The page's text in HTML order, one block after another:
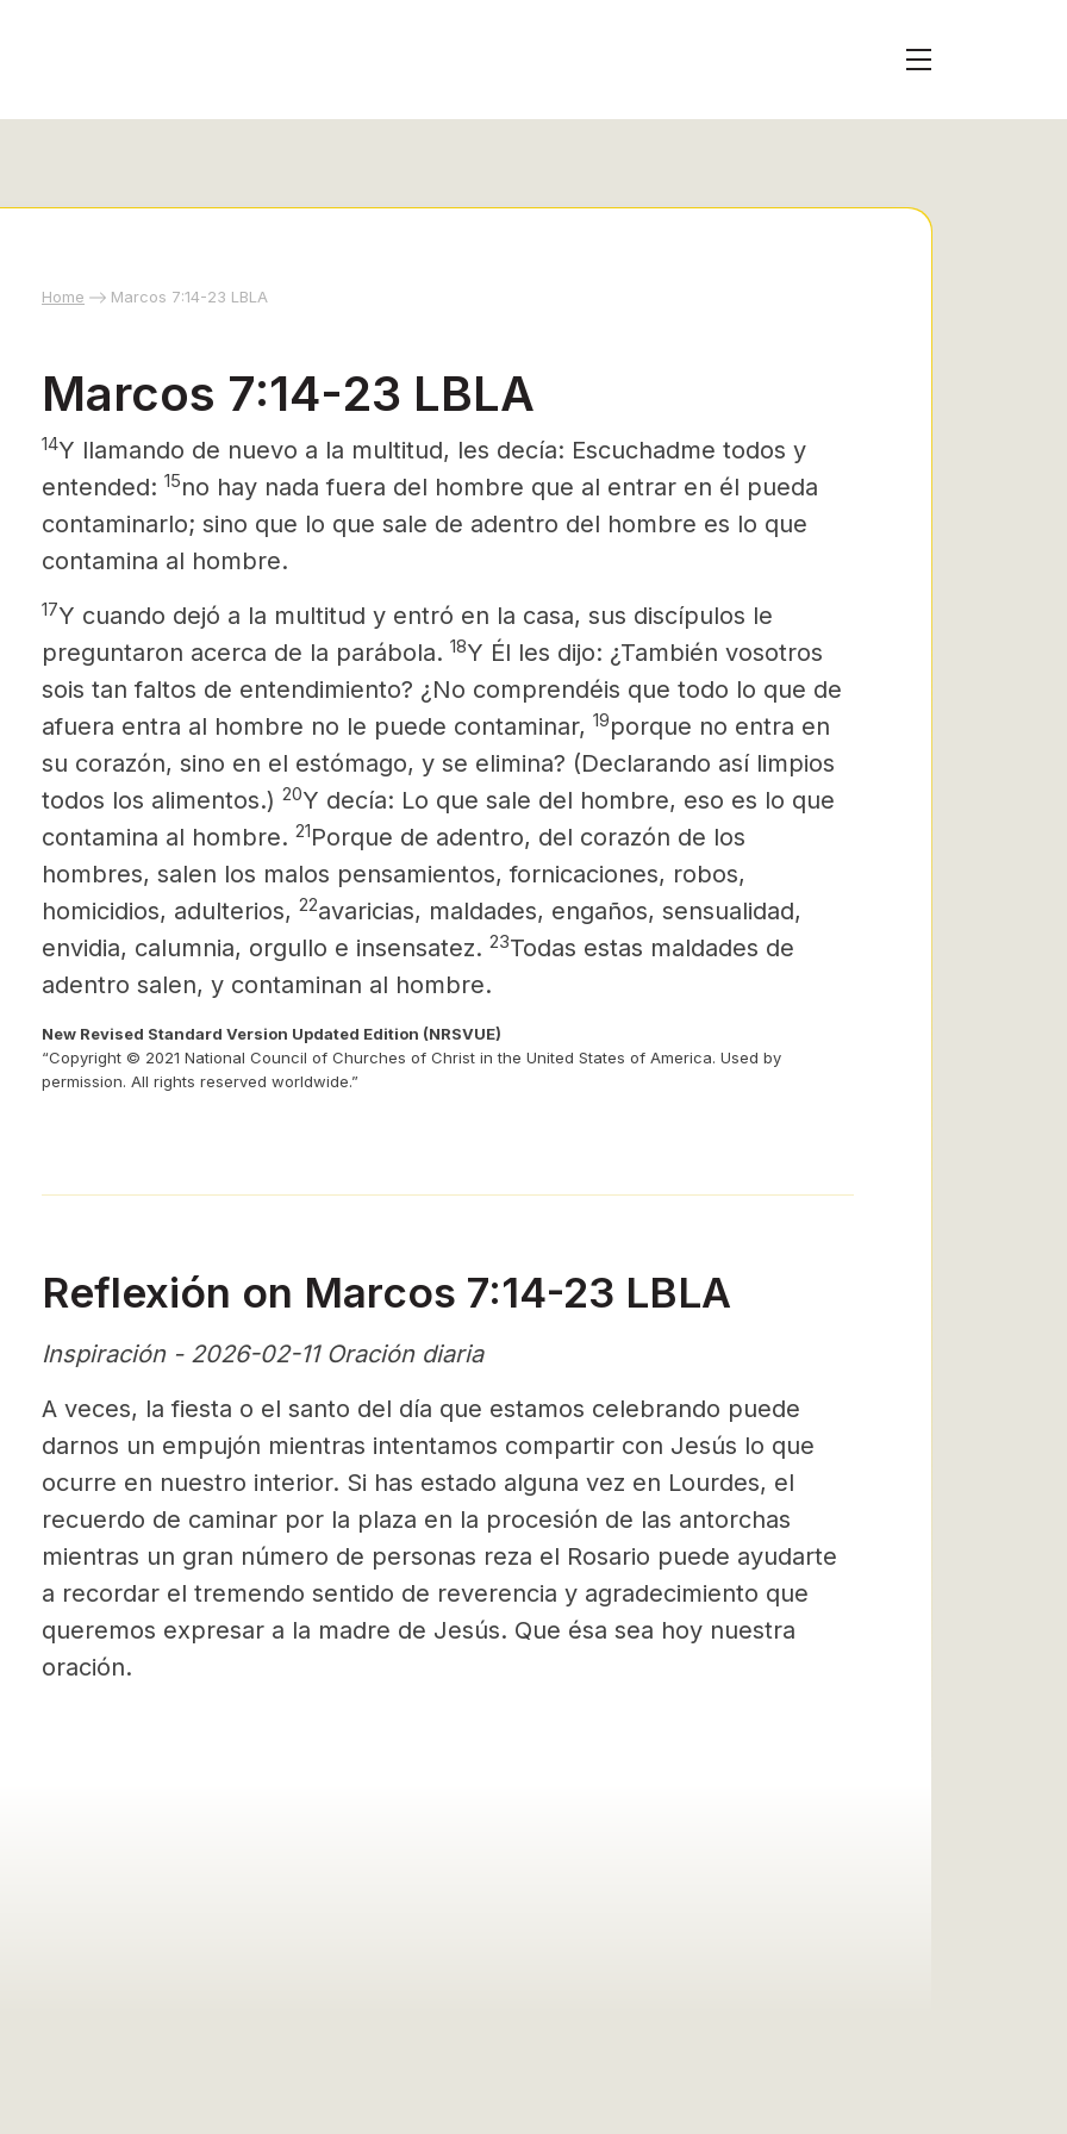
Home Marcos 7:14-23 LBLA
Marcos 7:14-23 LBLA
14Y llamando de nuevo a la multitud, les decía: Escuchadme todos y
entended: 15no hay nada fuera del hombre que al entrar en él pueda
contaminarlo; sino que lo que sale de adentro del hombre es lo que
contamina al hombre.
17Y cuando dejó a la multitud y entró en la casa, sus discípulos le
preguntaron acerca de la parábola. 18Y Él les dijo: ¿También vosotros
sois tan faltos de entendimiento? ¿No comprendéis que todo lo que de
afuera entra al hombre no le puede contaminar, 19porque no entra en
su corazón, sino en el estómago, y se elimina? (Declarando así limpios
todos los alimentos.) 20Y decía: Lo que sale del hombre, eso es lo que
contamina al hombre. 21Porque de adentro, del corazón de los
hombres, salen los malos pensamientos, fornicaciones, robos,
homicidios, adulterios, 22avaricias, maldades, engaños, sensualidad,
envidia, calumnia, orgullo e insensatez. 23Todas estas maldades de
adentro salen, y contaminan al hombre.
New Revised Standard Version Updated Edition (NRSVUE)
“Copyright © 2021 National Council of Churches of Christ in the United States of America. Used by
permission. All rights reserved worldwide.”
Reflexión on Marcos 7:14-23 LBLA
Inspiración - 2026-02-11 Oración diaria
A veces, la fiesta o el santo del día que estamos celebrando puede
darnos un empujón mientras intentamos compartir con Jesús lo que
ocurre en nuestro interior. Si has estado alguna vez en Lourdes, el
recuerdo de caminar por la plaza en la procesión de las antorchas
mientras un gran número de personas reza el Rosario puede ayudarte
a recordar el tremendo sentido de reverencia y agradecimiento que
queremos expresar a la madre de Jesús. Que ésa sea hoy nuestra
oración.